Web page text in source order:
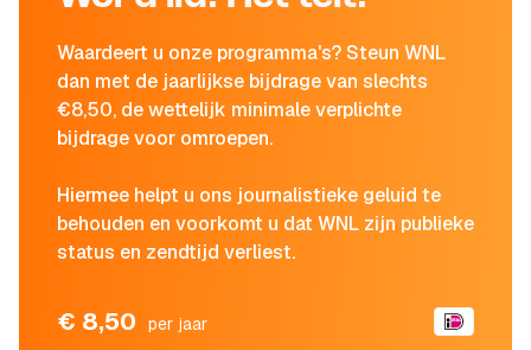
Waardeert u onze programma's? Steun WNL
dan met de jaarlijkse bijdrage van slechts
€8,50, de wettelijk minimale verplichte
bijdrage voor omroepen.
Hiermee helpt u ons journalistieke geluid te
behouden en voorkomt u dat WNL zijn publieke
status en zendtijd verliest.
€ 8,50 per jaar